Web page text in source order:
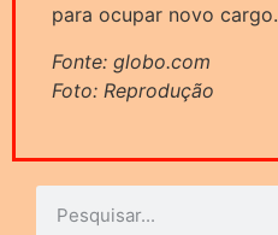
para ocupar novo cargo.
Fonte: globo.com
Foto: Reprodução